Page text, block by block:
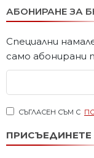
АБОНИРАНЕ ЗА
Специални
само абонирани
СЪГЛАСЕН СЪМ С
ПРИСЪЕДИНЕТЕ